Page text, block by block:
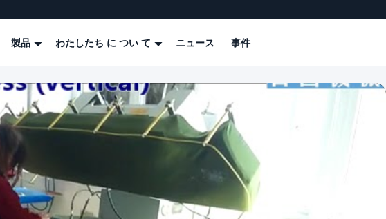
製品 わたしたち に つい て ニュース 事件